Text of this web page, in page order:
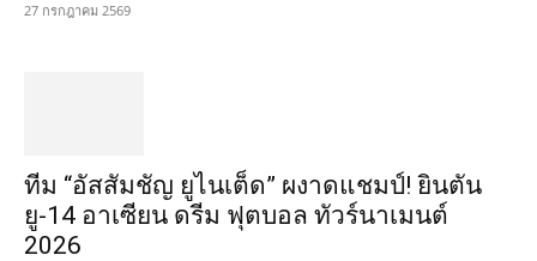
27 กรกฎาคม 2569
ทีม “อัสสัมชัญ ยูไนเต็ด” ผงาดแชมป์! ยินตัน
ยู-14 อาเซียน ดรีม ฟุตบอล ทัวร์นาเมนต์
2026